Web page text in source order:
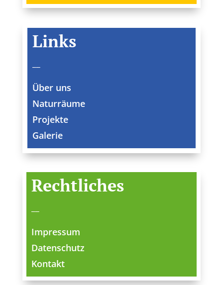
Links
Über uns
Naturräume
Projekte
Galerie
Rechtliches
Impressum
Datenschutz
Kontakt